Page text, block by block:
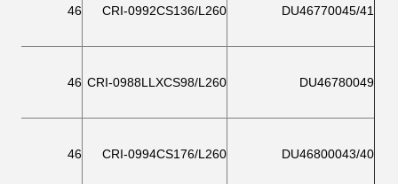
DU46770045/41
CRI-0992CS136/L260
46
DU46780049
CRI-0988LLXCS98/L260
46
DU46800043/40
CRI-0994CS176/L260
46